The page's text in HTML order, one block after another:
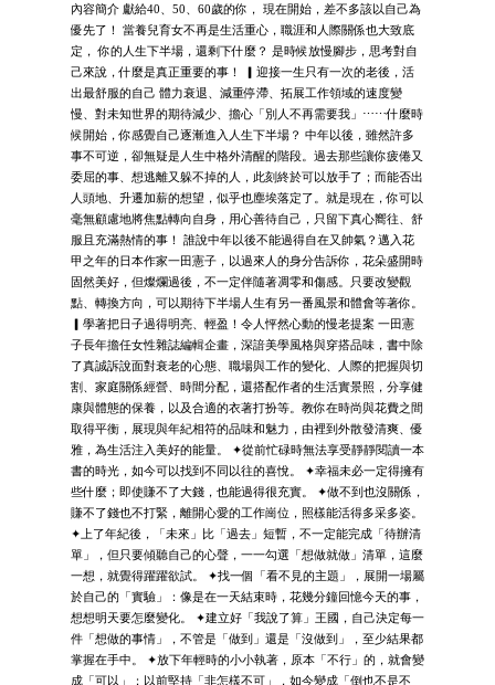
內容簡介 獻給40、50、60歲的你， 現在開始，差不多該以自己為
優先了！ 當養兒育女不再是生活重心，職涯和人際關係也大致底
定， 你的人生下半場，還剩下什麼？ 是時候放慢腳步，思考對自
己來說，什麼是真正重要的事！ ▎迎接一生只有一次的老後，活
出最舒服的自己 體力衰退、減重停滯、拓展工作領域的速度變
慢、對未知世界的期待減少、擔心「別人不再需要我」⋯⋯什麼時
候開始，你感覺自己逐漸進入人生下半場？ 中年以後，雖然許多
事不可逆，卻無疑是人生中格外清醒的階段。過去那些讓你疲倦又
委屈的事、想逃離又躲不掉的人，此刻終於可以放手了；而能否出
人頭地、升遷加薪的想望，似乎也塵埃落定了。就是現在，你可以
毫無顧慮地將焦點轉向自身，用心善待自己，只留下真心嚮往、舒
服且充滿熱情的事！ 誰說中年以後不能過得自在又帥氣？邁入花
甲之年的日本作家一田憲子，以過來人的身分告訴你，花朵盛開時
固然美好，但燦爛過後，不一定伴隨著凋零和傷感。只要改變觀
點、轉換方向，可以期待下半場人生有另一番風景和體會等著你。
▎學著把日子過得明亮、輕盈！令人怦然心動的慢老提案 一田憲
子長年擔任女性雜誌編輯企畫，深諳美學風格與穿搭品味，書中除
了真誠訴說面對衰老的心態、職場與工作的變化、人際的把握與切
割、家庭關係經營、時間分配，還搭配作者的生活實景照，分享健
康與體態的保養，以及合適的衣著打扮等。教你在時尚與花費之間
取得平衡，展現與年紀相符的品味和魅力，由裡到外散發清爽、優
雅，為生活注入美好的能量。 ✦從前忙碌時無法享受靜靜閱讀一本
書的時光，如今可以找到不同以往的喜悅。 ✦幸福未必一定得擁有
些什麼；即使賺不了大錢，也能過得很充實。 ✦做不到也沒關係，
賺不了錢也不打緊，離開心愛的工作崗位，照樣能活得多采多姿。
✦上了年紀後，「未來」比「過去」短暫，不一定能完成「待辦清
單」，但只要傾聽自己的心聲，一一勾選「想做就做」清單，這麼
一想，就覺得躍躍欲試。 ✦找一個「看不見的主題」，展開一場屬
於自己的「實驗」：像是在一天結束時，花幾分鐘回憶今天的事，
想想明天要怎麼變化。 ✦建立好「我說了算」王國，自己決定每一
件「想做的事情」，不管是「做到」還是「沒做到」，至少結果都
掌握在手中。 ✦放下年輕時的小小執著，原本「不行」的，就會變
成「可以」；以前堅持「非怎樣不可」，如今變成「倒也不是不